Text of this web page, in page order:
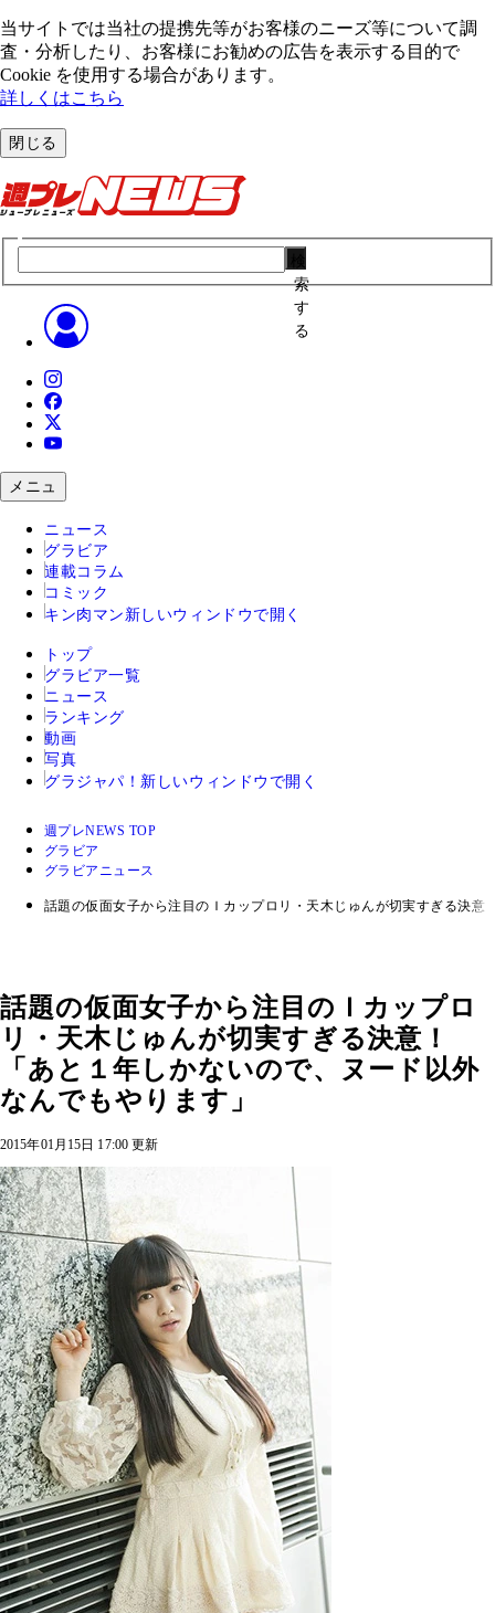
当サイトでは当社の提携先等がお客様のニーズ等について調
査・分析したり、お客様にお勧めの広告を表⽰する⽬的で
Cookie を使⽤する場合があります。
詳しくはこちら
閉じる
索
す
る
メニュ
ニュース
グラビア
連載コラム
コミック
キン肉マン 新しいウィンドウで開く
トップ
グラビア一覧
ニュース
ランキング
動画
写真
グラジャパ！ 新しいウィンドウで開く
週プレNEWS TOP
グラビア
グラビアニュース
話題の仮面女子から注目のＩカップロリ・天木じゅんが切実すぎる決
話題の仮面女子から注目のＩカップロ
リ・天木じゅんが切実すぎる決意！
「あと１年しかないので、ヌード以外
なんでもやります」
2015年01月15日 17:00 更新